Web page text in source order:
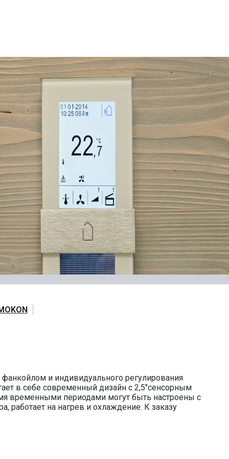
и индивидуального регулирования
в себе современный дизайн с 2,5"сенсорным
временными периодами могут быть настроены с
работает на нагрев и охлаждение. К заказу